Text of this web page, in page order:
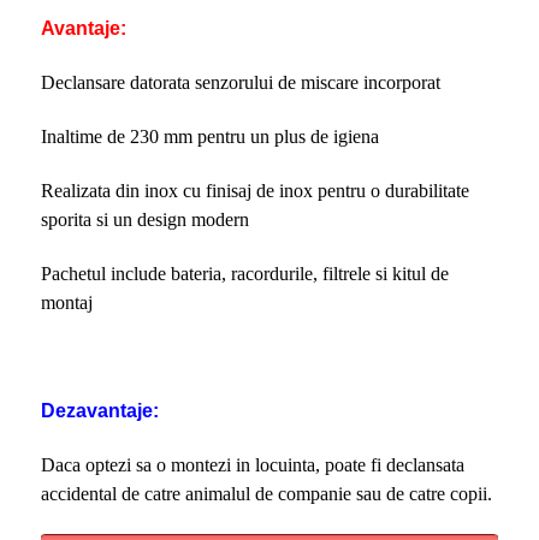
Avantaje:
Declansare datorata senzorului de miscare incorporat
Inaltime de 230 mm pentru un plus de igiena
Realizata din inox cu finisaj de inox pentru o durabilitate
sporita si un design modern
Pachetul include bateria, racordurile, filtrele si kitul de
montaj
Dezavantaje:
Daca optezi sa o montezi in locuinta, poate fi declansata
accidental de catre animalul de companie sau de catre copii.